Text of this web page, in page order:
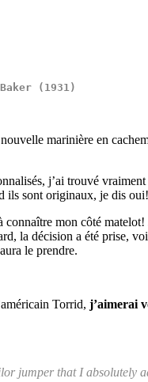
(1931)
marinière en
j’ai trouvé
ils sont originaux, je dis oui!
mon côté
la décision a été prise,
le prendre.
Torrid, j’aimerai
jumper that I absolutely